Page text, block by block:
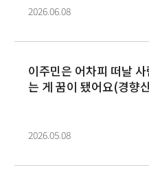
2026.06.08
이주민은 어차피 떠날
는 게 꿈이 됐어요(경
2026.05.08